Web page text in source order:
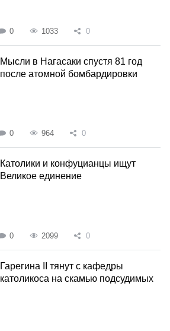
0 1033 0
Мысли в Нагасаки спустя 81 год
после атомной бомбардировки
0 964 0
Католики и конфуцианцы ищут
Великое единение
0 2099 0
Гарегина II тянут с кафедры
католикоса на скамью подсудимых